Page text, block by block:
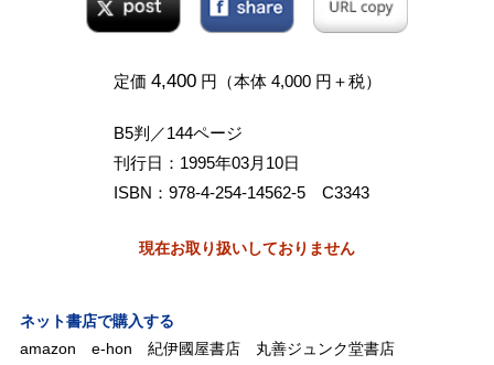
定価 4,400円（本体 4,000 円＋税）
B5判／144ページ
刊行日：1995年03月10日
ISBN：978-4-254-14562-5 C3343
現在お取り扱いしておりません
ネット書店で購入する
amazon
e-hon 紀伊國屋書店
丸善ジュンク堂書店